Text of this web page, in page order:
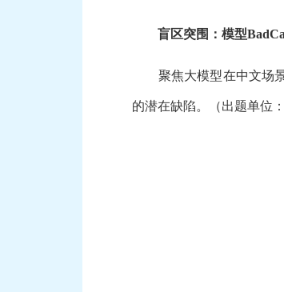
盲区突围：模型
聚焦大模型在中文场
的潜在缺陷。（出题单位